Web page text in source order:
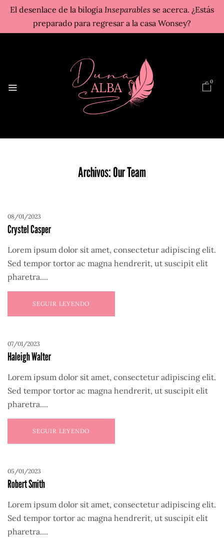
El desenlace de la bilogía Inseparables se acerca. ¿Estás
preparado para regresar a la casa Wonsey?
0
Archivos:Our Team
08/01/2023
Crystel Casper
Lorem ipsum dolor sit amet, consectetur adipiscing elit.
Sed tempor tortor ac magna hendrerit, ut suscipit elit
pharetra....
SEGUIR LEYENDO
07/01/2023
Haleigh Walter
Lorem ipsum dolor sit amet, consectetur adipiscing elit.
Sed tempor tortor ac magna hendrerit, ut suscipit elit
pharetra....
SEGUIR LEYENDO
05/01/2023
Robert Smith
Lorem ipsum dolor sit amet, consectetur adipiscing elit.
Sed tempor tortor ac magna hendrerit, ut suscipit elit
pharetra....